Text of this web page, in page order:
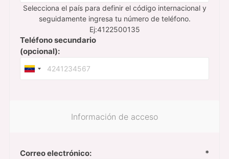
Selecciona el país para definir el código internacional y
seguidamente ingresa tu número de teléfono.
Ej:4122500135
Teléfono secundario
(opcional):
Información de acceso
Correo electrónico: *